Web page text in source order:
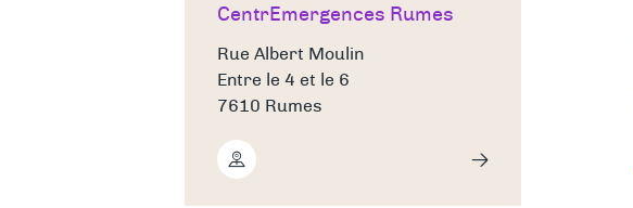
CentrEmergences Rumes
Rue Albert Moulin
Entre le 4 et le 6
7610 Rumes